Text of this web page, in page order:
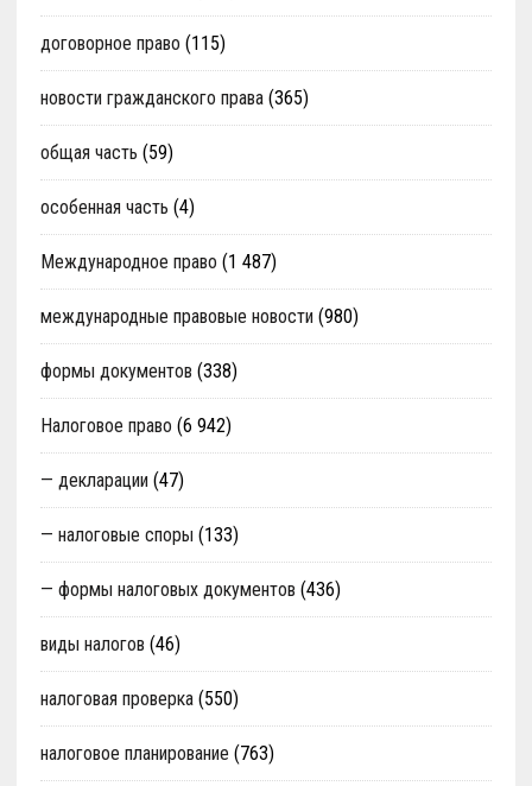
договорное право (115)
новости гражданского права(365)
общая часть (59)
особенная часть (4)
Международное право (1 487)
международные правовые новости (980)
формы документов (338)
Налоговое право (6 942)
— декларации (47)
— налоговые споры (133)
— формы налоговых документов (436)
виды налогов (46)
налоговая проверка(550)
налоговое планирование (763)